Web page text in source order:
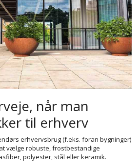
når man
til erhverv
erhvervsbrug (f.eks. foran bygninger)
vælge robuste, frostbestandige
polyester, stål eller keramik.